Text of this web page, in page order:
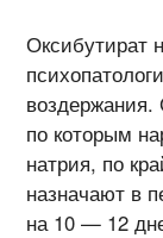
Оксибутират
воздержания.
по которым
натрия, по
назначают в
на 10 — 12